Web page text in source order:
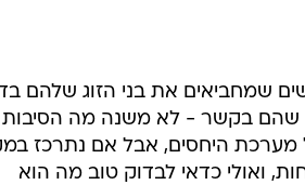
שמחביאים את בני הזוג שלהם
שהם בקשר - לא משנה מה הסיבות
מערכת היחסים, אבל אם נתרכז
ואולי כדאי לבדוק טוב מה הוא